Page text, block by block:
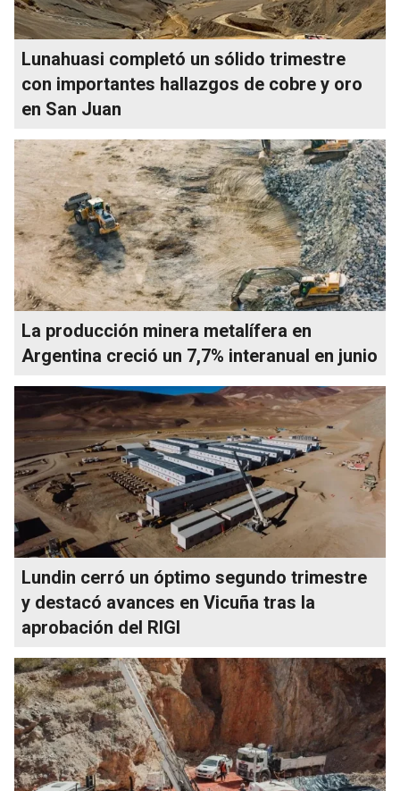
Lunahuasi completó un sólido trimestre
con importantes hallazgos de cobre y oro
en San Juan
La producción minera metalífera en
Argentina creció un 7,7% interanual en junio
Lundin cerró un óptimo segundo trimestre
y destacó avances en Vicuña tras la
aprobación del RIGI